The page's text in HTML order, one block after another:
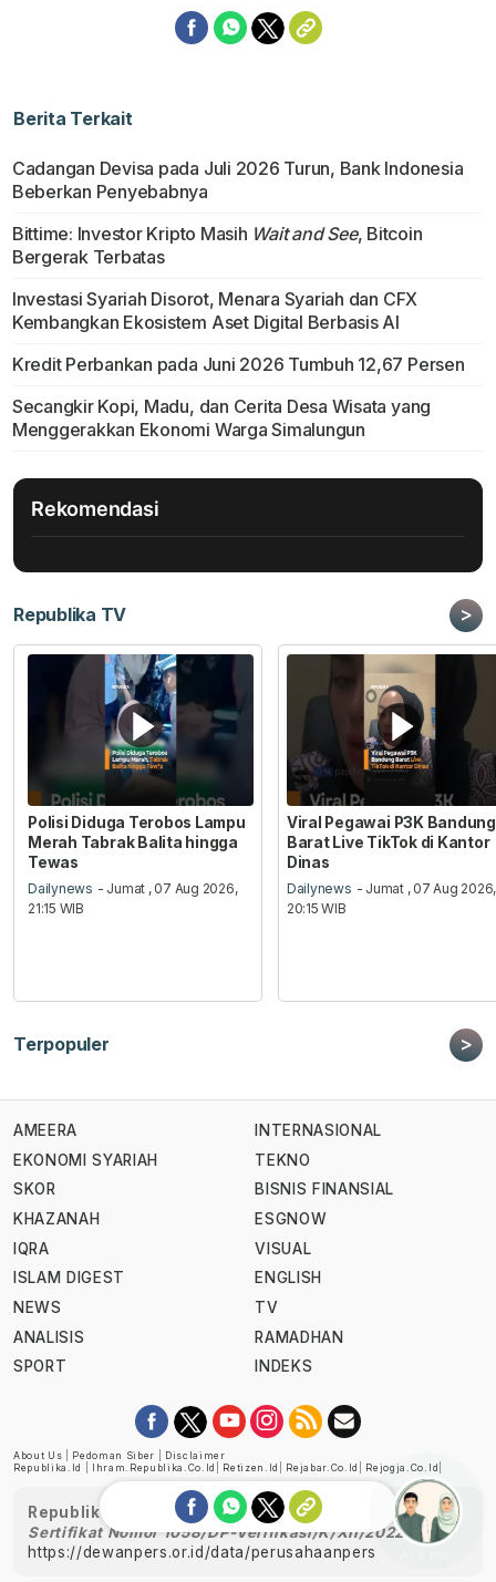
Berita Terkait
Cadangan Devisa pada Juli 2026 Turun, Bank Indonesia
Beberkan Penyebabnya
Bittime: Investor Kripto Masih Wait and See, Bitcoin
Bergerak Terbatas
Investasi Syariah Disorot, Menara Syariah dan CFX
Kembangkan Ekosistem Aset Digital Berbasis AI
Kredit Perbankan pada Juni 2026 Tumbuh 12,67 Persen
Secangkir Kopi, Madu, dan Cerita Desa Wisata yang
Menggerakkan Ekonomi Warga Simalungun
Rekomendasi
Republika TV >
Polisi Diduga Terobos Lampu
Merah Tabrak Balita hingga
Tewas
Dailynews - Jumat , 07 Aug 2026,
21:15 WIB
Viral Pegawai P3K Bandung
Barat Live TikTok di Kantor
Dinas
Dailynews - Jumat , 07 Aug 2026,
20:15 WIB
Terpopuler >
AMEERA
EKONOMI SYARIAH
SKOR
KHAZANAH
IQRA
ISLAM DIGEST
NEWS
ANALISIS
SPORT
INTERNASIONAL
TEKNO
BISNIS FINANSIAL
ESGNOW
VISUAL
ENGLISH
TV
RAMADHAN
INDEKS
About Us Pedoman Siber
Disclaimer
Republika.id
Ihram.republika.co.id Retizen.id Rejabar.co.id Rejogja.co.id
Republika telah diverifikasi oleh Dewan Pers
Sertifikat Nomor 1058/DP-Verifikasi/K/XII/2022
https://dewanpers.or.id/data/perusahaanpers